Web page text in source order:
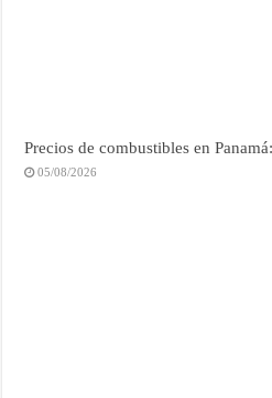
Precios de combustibles en
05/08/2026